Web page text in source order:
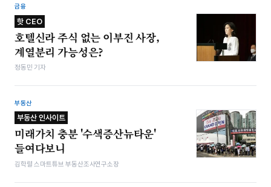
금융
핫 CEO
호텔신라 주식 없는 이부진 사장,
계열분리 가능성은?
정동민 기자
부동산
부동산 인사이트
미래가치 충분 '수색증산뉴타운'
들여다보니
김학렬 스마트튜브 부동산조사연구소장